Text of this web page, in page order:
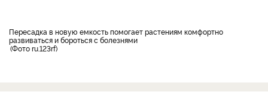
пересадка в новую емкость помогает растениям комфортно
развиваться и бороться с болезнями
Фото ru.123rf